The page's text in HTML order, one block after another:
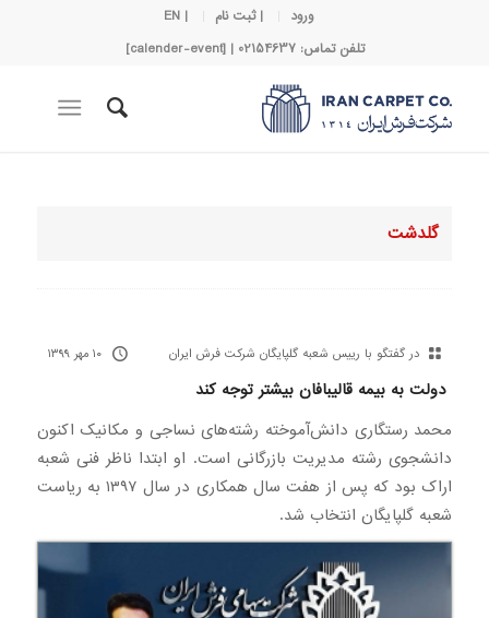
ورود | ثبت نام
| EN
تلفن تماس: 02154637 | [calender-event]
گلدشت
در گفتگو با رییس شعبه گلپایگان شرکت فرش ایران ۱۰ مهر ۱۳۹۹
دولت به بیمه قالیبافان بیشتر توجه کند
محمد رستگاری دانش‌آموخته رشته‌های نساجی و مکانیک اکنون
دانشجوی رشته مدیریت بازرگانی است. او ابتدا ناظر فنی شعبه
اراک بود که پس از هفت سال همکاری در سال ۱۳۹۷ به ریاست
شعبه گلپایگان انتخاب شد.